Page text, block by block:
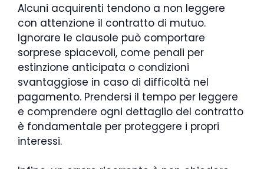
Alcuni acquirenti tendono a non leggere
con attenzione il contratto di mutuo.
Ignorare le clausole può comportare
sorprese spiacevoli, come penali per
estinzione anticipata o condizioni
svantaggiose in caso di difficoltà nel
pagamento. Prendersi il tempo per leggere
e comprendere ogni dettaglio del contratto
è fondamentale per proteggere i propri
interessi.